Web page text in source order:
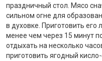
праздничный стол. Мясо
сильном огне для
в духовке. Приготовить
менее чем через 15 минут
отдыхать на несколько
приготовить ягодный